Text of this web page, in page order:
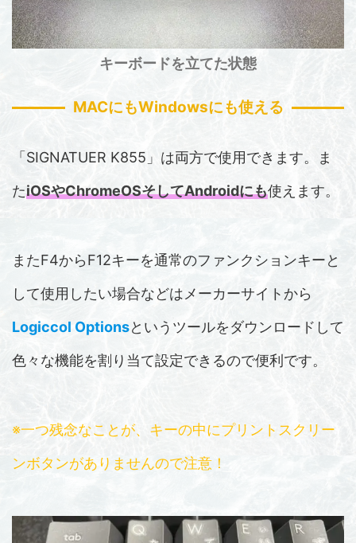
キーボードを立てた状態
MACにもWindowsにも使える
「SIGNATUER K855」は両方で使用できます。ま
たiOSやChromeOSそしてAndroidにも使えます。
またF4からF12キーを通常のファンクションキーと
して使用したい場合などはメーカーサイトから
Logiccol Optionsというツールをダウンロードして
色々な機能を割り当て設定できるので便利です。
※一つ残念なことが、キーの中にプリントスクリー
ンボタンがありませんので注意！